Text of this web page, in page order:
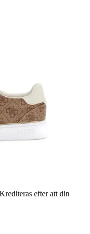
Krediteras efter att din